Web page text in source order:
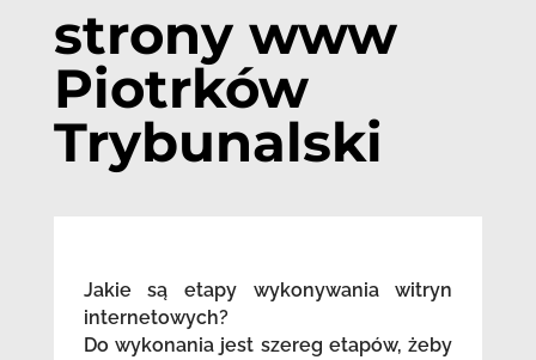
strony www
Piotrków
Trybunalski
Jakie są etapy wykonywania witryn
internetowych?
Do wykonania jest szereg etapów, żeby